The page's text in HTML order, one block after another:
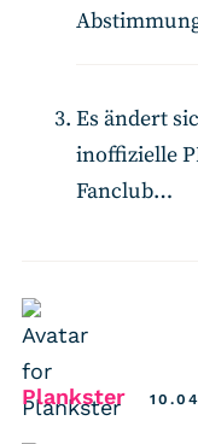
Es ändert
inoffizielle
Fanclub…
Plankstersays: